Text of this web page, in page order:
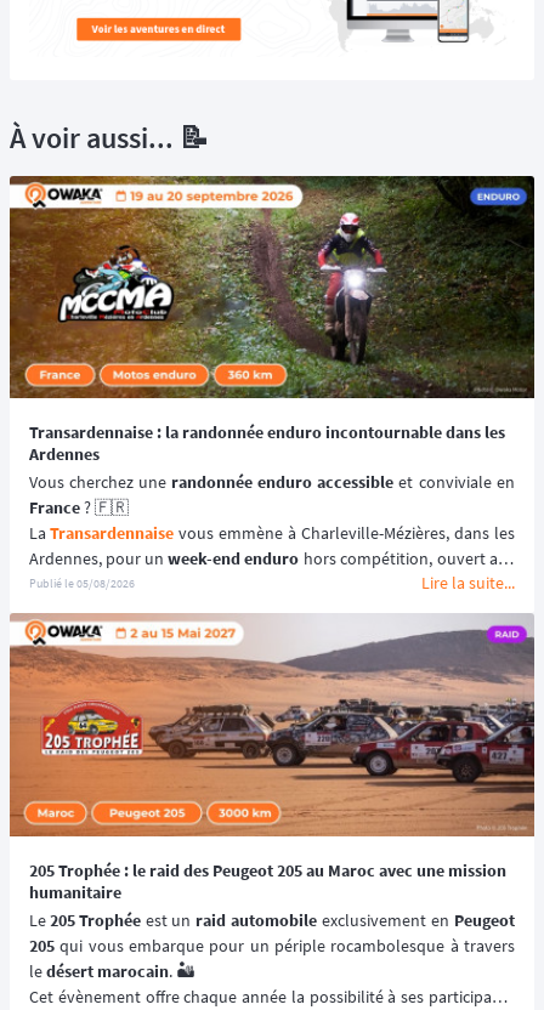
À voir aussi... 📝
Transardennaise : la randonnée enduro incontournable dans les
Ardennes
Vous cherchez une randonnée enduro accessible
France ? 🇫🇷
La Transardennaise vous emmène à Charleville-Mézières, dans les
Ardennes, pour un week-end enduro hors compétition, ouvert aux
motos enduro, trail et trial dès 125 cm³. 🏍️
Portée par le Moto Club de Charleville-Mézières en Ardennes
(MCCMA) depuis plus de 30 éditions, cette
aventure moto mise sur
le plaisir de rouler plutôt que sur la performance chronométrée.
📆 Prochaines dates : du 19 au 20 Septembre 2026.
Publié le05/08/2026 Lire la suite...
205 Trophée : le raid des Peugeot 205 au Maroc avec une mission
humanitaire
Le 205 Trophée est un raid automobile exclusivement en Peugeot
205 qui vous embarque pour un périple rocambolesque à travers
le désert marocain. 🏜️
Cet évènement offre chaque année la possibilité à ses participants